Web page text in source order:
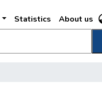
Statistics About us